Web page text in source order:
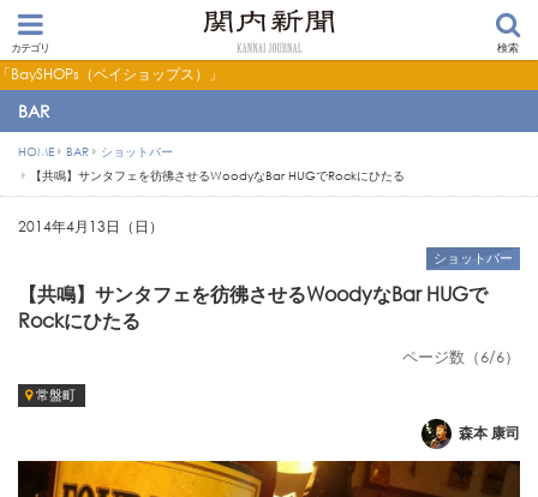
カテゴリ 検索
プス）」
BAR
HOME BAR
ショットバー
【共鳴】サンタフェを彷彿させるWoodyなBar HUGでRockにひたる
2014年4月13日（日）
【共鳴】サンタフェを彷彿させるWoodyなBar HUGで
Rockにひたる
ページ数（6/6）
ショットバー
常盤町
森本 康司